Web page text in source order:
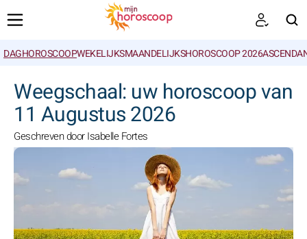
DAGHOROSCOOPWEKELIJKSMAANDELIJKSHOROSCOOP 2026
Weegschaal: uw horoscoop van
11 Augustus 2026
Geschreven door Isabelle Fortes